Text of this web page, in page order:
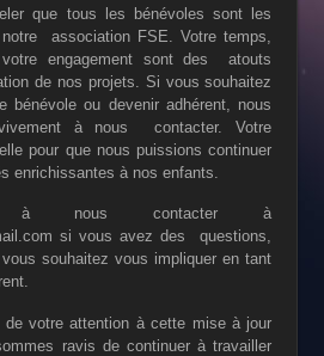
que tous les bénévoles sont les
notreassociation FSE. Votre temps,
votre engagement sont desatouts
de nos projets. Si vous souhaitez
bénévole ou devenir adhérent, nous
vivement à nouscontacter. Votre
pour que nous puissions continuer
enrichissantes à nos enfants.
à nous contacter à
si vous avez desquestions,
souhaitez vous impliquer en tant
de votre attention à cette mise à jour
ravis de continuer à travailler